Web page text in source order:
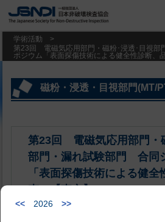
学術活動
>
第23回 電磁気応用部門・磁粉･浸透･目視
ポジウム「表面探傷技術による健全性診断、
<< 2026 >>
磁粉・浸透・目視部門(MT/
第23回 電磁気応用部門・
部門・漏れ試験部門 合同
「表面探傷技術による健